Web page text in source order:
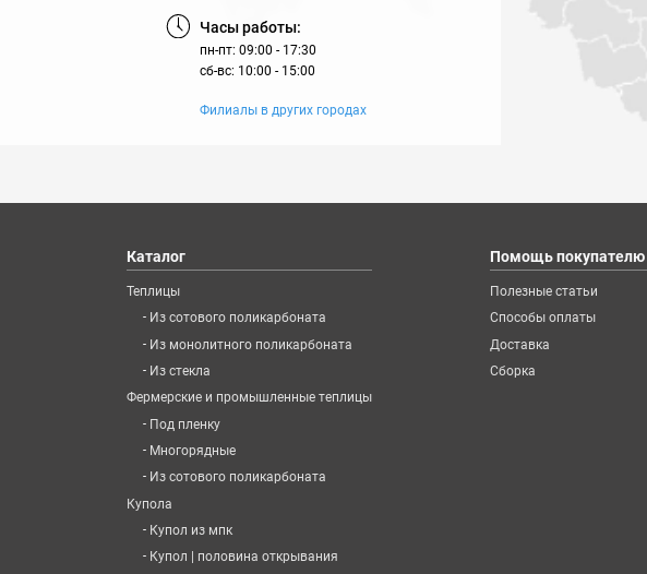
Часы работы:
пн-пт: 09:00 - 17:30
сб-вс: 10:00 - 15:00
Филиалы в других городах
Каталог
Теплицы
- Из сотового поликарбоната
- Из монолитного поликарбоната
- Из стекла
Фермерские и промышленные теплицы
- Под пленку
- Многорядные
- Из сотового поликарбоната
Купола
- Купол из мпк
- Купол | половина открывания
Помощь покупателю
Полезные статьи
Способы оплаты
Доставка
Сборка